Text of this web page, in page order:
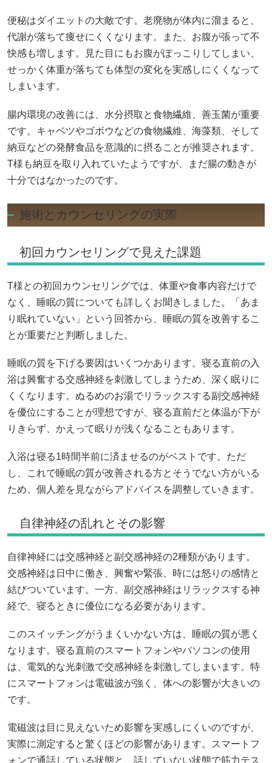
便秘はダイエットの大敵です。老廃物が体内に溜まると、
代謝が落ちて痩せにくくなります。また、お腹が張って不
快感も増します。見た目にもお腹がぽっこりしてしまい、
せっかく体重が落ちても体型の変化を実感しにくくなって
しまいます。
腸内環境の改善には、水分摂取と食物繊維、善玉菌が重要
です。キャベツやゴボウなどの食物繊維、海藻類、そして
納豆などの発酵食品を意識的に摂ることが推奨されます。
T様も納豆を取り入れていたようですが、まだ腸の動きが
十分ではなかったのです。
施術とカウンセリングの実際
初回カウンセリングで見えた課題
T様との初回カウンセリングでは、体重や食事内容だけで
なく、睡眠の質についても詳しくお聞きしました。「あま
り眠れていない」という回答から、睡眠の質を改善するこ
とが重要だと判断しました。
睡眠の質を下げる要因はいくつかあります。寝る直前の入
浴は興奮する交感神経を刺激してしまうため、深く眠りに
くくなります。ぬるめのお湯でリラックスする副交感神経
を優位にすることが理想ですが、寝る直前だと体温が下が
りきらず、かえって眠りが浅くなることもあります。
入浴は寝る1時間半前に済ませるのがベストです。ただ
し、これで睡眠の質が改善される方とそうでない方がいる
ため、個人差を見ながらアドバイスを調整していきます。
自律神経の乱れとその影響
自律神経には交感神経と副交感神経の2種類があります。
交感神経は日中に働き、興奮や緊張、時には怒りの感情と
結びついています。一方、副交感神経はリラックスする神
経で、寝るときに優位になる必要があります。
このスイッチングがうまくいかない方は、睡眠の質が悪く
なります。寝る直前のスマートフォンやパソコンの使用
は、電気的な光刺激で交感神経を刺激してしまいます。特
にスマートフォンは電磁波が強く、体への影響が大きいの
です。
電磁波は目に見えないため影響を実感しにくいのですが、
実際に測定すると驚くほどの影響があります。スマートフ
ォンで通話している状態と、話していない状態で筋力テス